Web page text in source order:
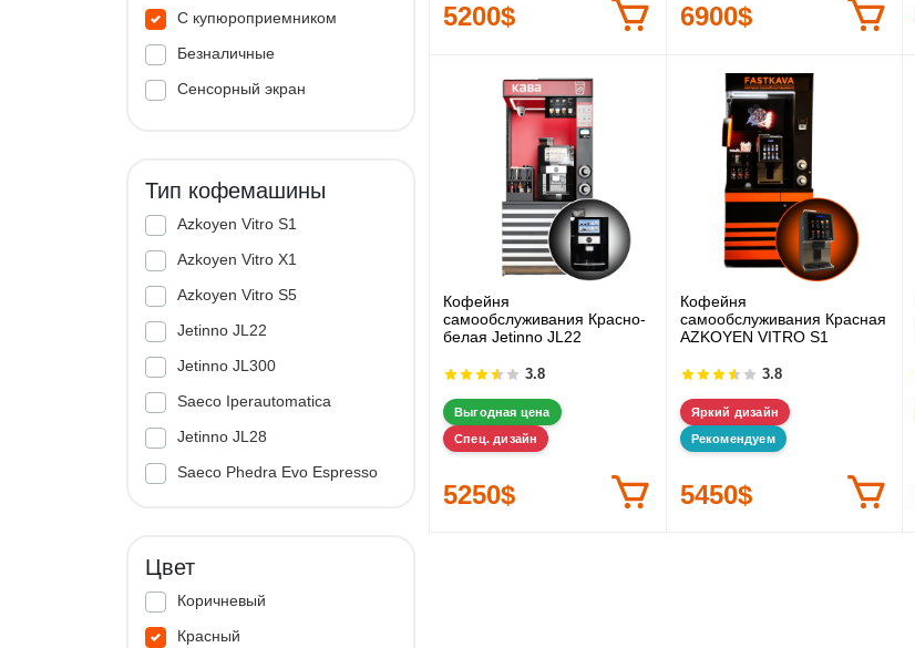
С купюроприемником
Безналичные
Сенсорный экран
Тип кофемашины
Azkoyen Vitro S1
Azkoyen Vitro X1
Azkoyen Vitro S5
Jetinno JL22
Jetinno JL300
Saeco Iperautomatica
Jetinno JL28
Saeco Phedra Evo Espresso
Цвет
Коричневый
Красный
5200$ 6900$
Кофейня
самообслуживания Красно-
белая Jetinno JL22
3.8
Выгодная цена
Спец. дизайн
5250$
Кофейня
самообслуживания Красная
AZKOYEN VITRO S1
3.8
Яркий дизайн
Рекомендуем
5450$